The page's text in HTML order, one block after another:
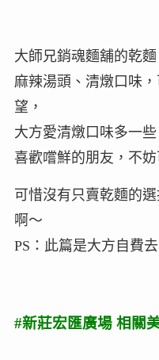
大師兄銷魂麵舖的乾
麻辣湯頭、清燉口味
望，
大方愛清燉口味多一
喜歡嚐鮮的朋友，不妨
可惜沒有只賣乾麵的
啊～
PS：此篇是大方自費
#新莊宏匯廣場 相關